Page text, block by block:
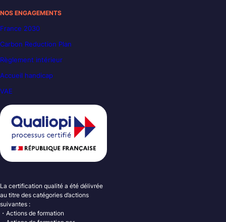
NOS ENGAGEMENTS
France 2030
Carbon Reduction Plan
Règlement intérieur
Accueil handicap
VAE
La certification qualité a été délivrée
au titre des catégories d’actions
suivantes :
・Actions de formation